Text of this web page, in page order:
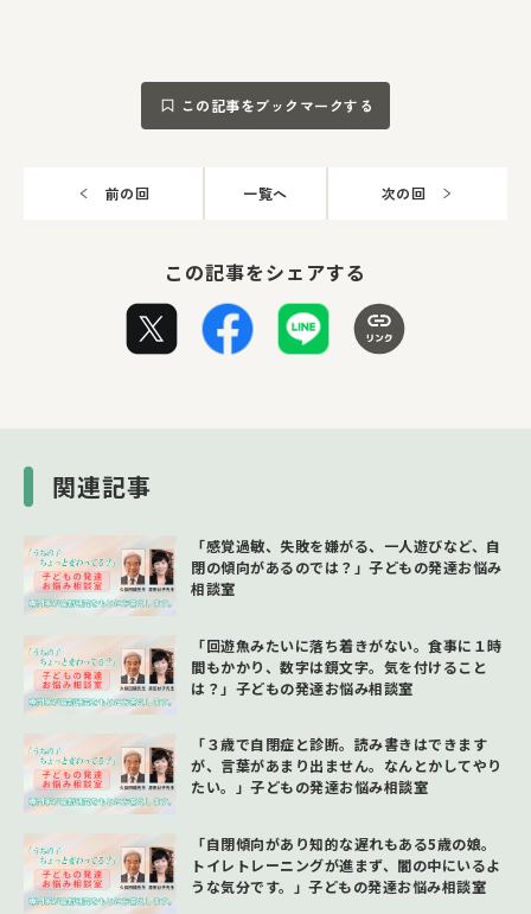
この記事をブックマークする
前の回 一覧へ 次の回
この記事をシェアする
関連記事
「感覚過敏、失敗を嫌がる、一人遊びなど、自
閉の傾向があるのでは？」子どもの発達お悩み
相談室
「回遊魚みたいに落ち着きがない。食事に１時
間もかかり、数字は鏡文字。気を付けること
は？」子どもの発達お悩み相談室
「３歳で自閉症と診断。読み書きはできます
が、言葉があまり出ません。なんとかしてやり
たい。」子どもの発達お悩み相談室
「自閉傾向があり知的な遅れもある5歳の娘。
トイレトレーニングが進まず、闇の中にいるよ
うな気分です。」子どもの発達お悩み相談室